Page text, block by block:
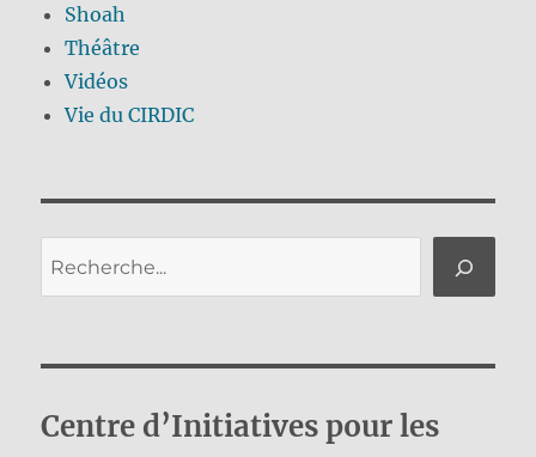
Shoah
Théâtre
Vidéos
Vie du CIRDIC
Centre d’Initiatives pour les